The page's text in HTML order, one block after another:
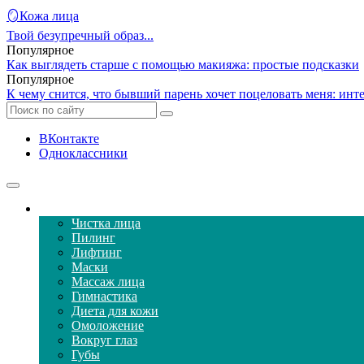
🪞Кожа лица
Твой безупречный образ...
Популярное
Как выглядеть старше с помощью макияжа: простые подсказки
Популярное
К чему снится, что бывший парень хочет поцеловать меня:
ВКонтакте
Одноклассники
Чистка лица
Пилинг
Лифтинг
Маски
Массаж лица
Гимнастика
Диета для кожи
Омоложение
Вокруг глаз
Губы